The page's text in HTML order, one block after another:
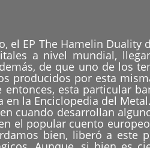
el EP The Hamelin
a nivel mundial,
de que uno de los
producidos por esta
entonces, esta particular
en la Enciclopedia del
cuando desarrollan
el popular cuento
bien, liberó a este